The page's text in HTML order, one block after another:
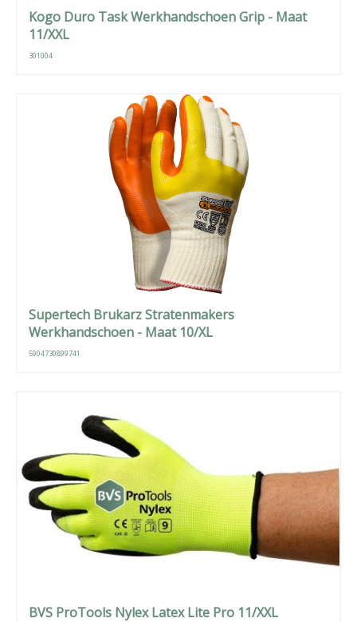
Kogo Duro Task Werkhandschoen Grip - Maat
11/XXL
301004
Supertech Brukarz Stratenmakers
Werkhandschoen - Maat 10/XL
5904730899741
BVS ProTools Nylex Latex Lite Pro 11/XXL